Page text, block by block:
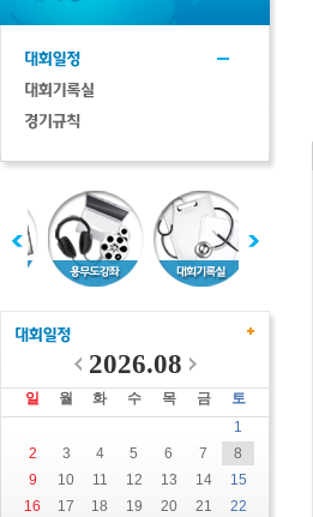
2026.08
일 월 화 수 목 금
토
1
2
3 4 5 6 7
8
9
10 11 12 13 14
15
16
17 18 19 20 21
22